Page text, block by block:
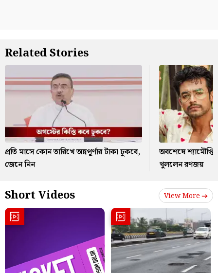
Related Stories
প্রতি মাসে কোন তারিখে অন্নপূর্ণার টাকা ঢুকবে,
জেনে নিন
অবশেষে
খুললেন রণজয়
Short Videos View More